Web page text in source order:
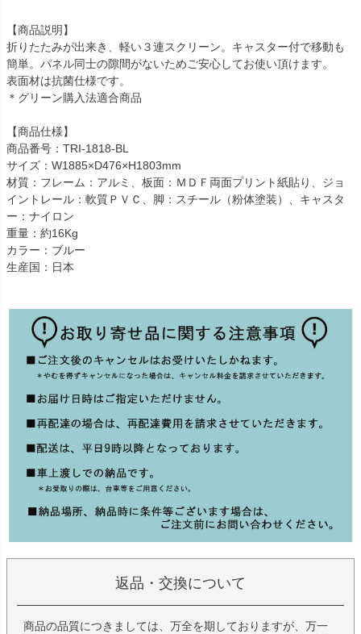
【商品説明】
折りたたみが出来き、軽い３連スクリーン。キャスター付で移動も
簡単。パネル同士の隙間がないためご安心してお使い頂けます。
表面材は抗菌仕様です。
＊グリーン購入法適合商品
【商品仕様】
商品番号：TRI-1818-BL
サイズ：W1885×D476×H1803mm
材質：フレーム：アルミ、板面：ＭＤＦ両面プリント紙貼り、ジョ
イントレール：軟質ＰＶＣ、脚：スチール（粉体塗装）、キャスタ
ー：ナイロン
重量：約16Kg
カラー：ブルー
生産国：日本
返品・交換について
商品の品質につきましては、万全を期しておりますが、万一